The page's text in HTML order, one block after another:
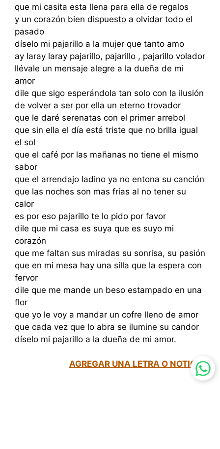
que mi casita esta llena para ella de regalos
y un corazón bien dispuesto a olvidar todo el
pasado
díselo mi pajarillo a la mujer que tanto amo
ay laray laray pajarillo, pajarillo , pajarillo volador
llévale un mensaje alegre a la dueña de mi
amor
dile que sigo esperándola tan solo con la ilusión
de volver a ser por ella un eterno trovador
que le daré serenatas con el primer arrebol
que sin ella el día está triste que no brilla igual
el sol
que el café por las mañanas no tiene el mismo
sabor
que el arrendajo ladino ya no entona su canción
que las noches son mas frías al no tener su
calor
es por eso pajarillo te lo pido por favor
dile que mi casa es suya que es suyo mi
corazón
que me faltan sus miradas su sonrisa, su pasión
que en mi mesa hay una silla que la espera con
fervor
dile que me mande un beso estampado en una
flor
que yo le voy a mandar un cofre lleno de amor
que cada vez que lo abra se ilumine su candor
díselo mi pajarillo a la dueña de mi amor.
AGREGAR UNA LETRA O NOTICIA